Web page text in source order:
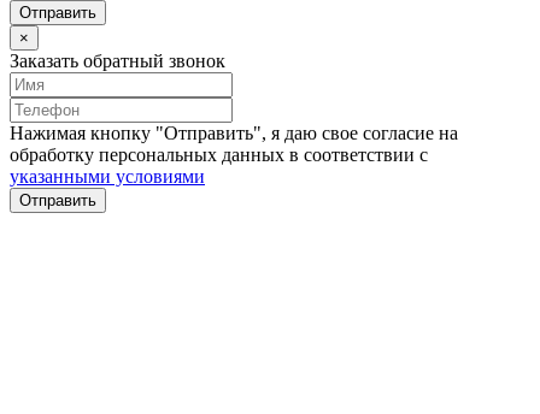
Отправить
×
Заказать обратный звонок
Нажимая кнопку "Отправить", я даю свое согласие на
обработку персональных данных в соответствии с
указанными условиями
Отправить